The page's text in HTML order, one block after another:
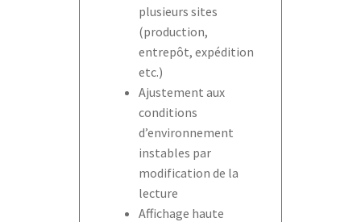
plusieurs sites
(production,
entrepôt, expédition
etc.)
Ajustement aux
conditions
d’environnement
instables par
modification de la
lecture
Affichage haute